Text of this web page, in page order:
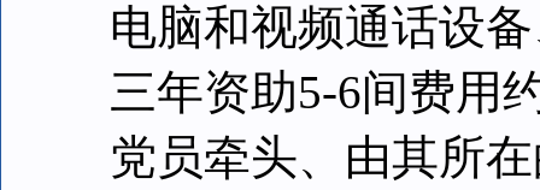
电脑和视频通话设
三年资助5-6间费用
党员牵头、由其所